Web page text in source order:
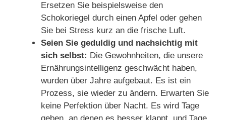
Ersetzen Sie beispielsweise den
Schokoriegel durch einen Apfel oder gehen
Sie bei Stress kurz an die frische Luft.
Seien Sie geduldig und nachsichtig mit
sich selbst: Die Gewohnheiten, die unsere
Ernährungsintelligenz geschwächt haben,
wurden über Jahre aufgebaut. Es ist ein
Prozess, sie wieder zu ändern. Erwarten Sie
keine Perfektion über Nacht. Es wird Tage